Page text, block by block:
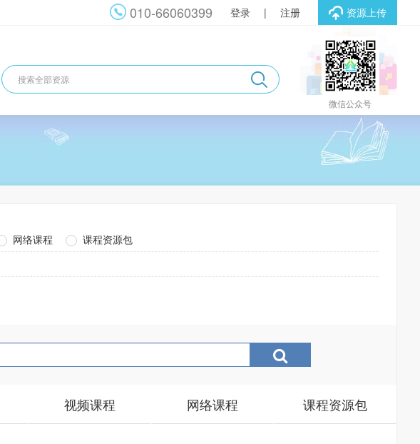
资源上传
登录 | 注册
010-66060399
微信公众号
网络课程
课程资源包
视频课程 网络课程 课程资源包